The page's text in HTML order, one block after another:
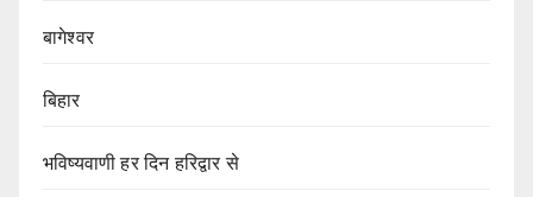
बागेश्वर
बिहार
भविष्यवाणी हर दिन हरिद्वार से